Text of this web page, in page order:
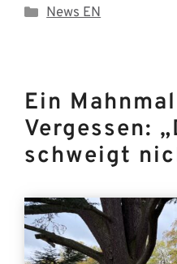
Categories
News EN
Ein
Vergessen:
schweigt